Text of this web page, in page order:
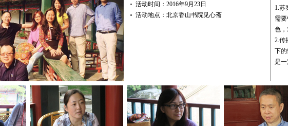
活动时间：2016年9月23日
活动地点：北京香山书院见心斋
1.苏
需
色
2.传
下
是